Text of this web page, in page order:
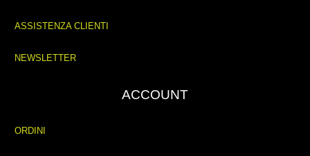
ASSISTENZA CLIENTI
NEWSLETTER
ACCOUNT
ORDINI